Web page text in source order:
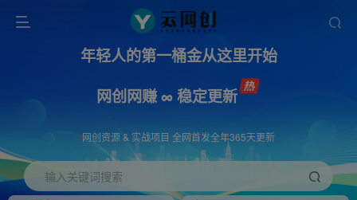
年轻人的第一桶金从这里开始
网创网赚 ∞ 稳定更新
网创资源 & 实战项目 全网首发全年365天更新
输入关键词搜索